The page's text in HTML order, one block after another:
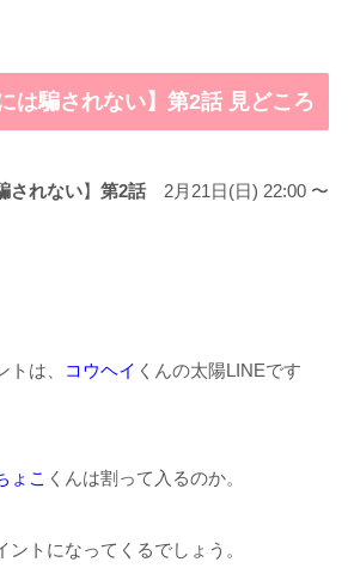
は騙されない】第2話 見どころ
されない】 第2話2月21日(日) 22:00 〜
は、 コウヘイ くんの太陽LINEです
ょこ くんは割って入るのか。
トになってくるでしょう。